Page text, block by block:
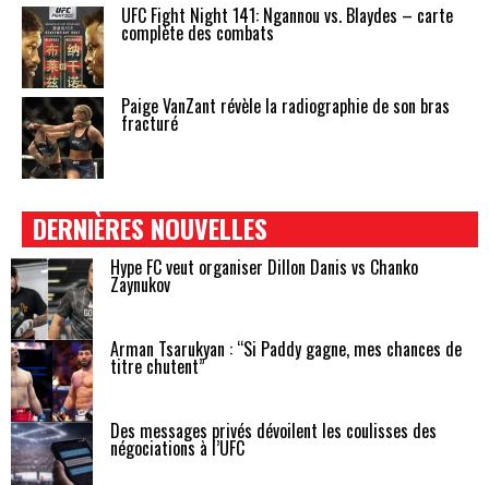
UFC Fight Night 141: Ngannou vs. Blaydes – carte
complète des combats
Paige VanZant révèle la radiographie de son bras
fracturé
DERNIÈRES NOUVELLES
Hype FC veut organiser Dillon Danis vs Chanko
Zaynukov
Arman Tsarukyan : “Si Paddy gagne, mes chances de
titre chutent”
Des messages privés dévoilent les coulisses des
négociations à l’UFC